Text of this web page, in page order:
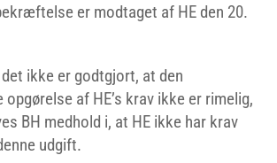
er modtaget af HE den 20.
ikke er godtgjort, at den
af HE’s krav ikke er rimelig,
BH medhold i, at HE ikke har krav
udgift.